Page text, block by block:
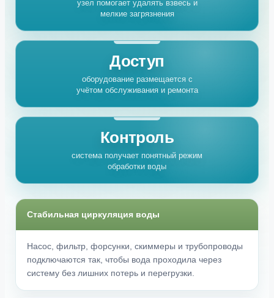
узел помогает удалять взвесь и
мелкие загрязнения
Доступ
оборудование размещается с
учётом обслуживания и ремонта
Контроль
система получает понятный режим
обработки воды
Стабильная циркуляция воды
Насос, фильтр, форсунки, скиммеры и трубопроводы
подключаются так, чтобы вода проходила через
систему без лишних потерь и перегрузки.